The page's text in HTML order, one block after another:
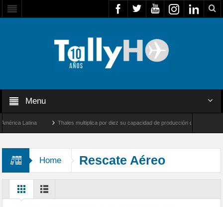
Menu
Latina Thales multiplica por diez su capacidad de producción de radares en Brasil
Home Rescate Aéreo